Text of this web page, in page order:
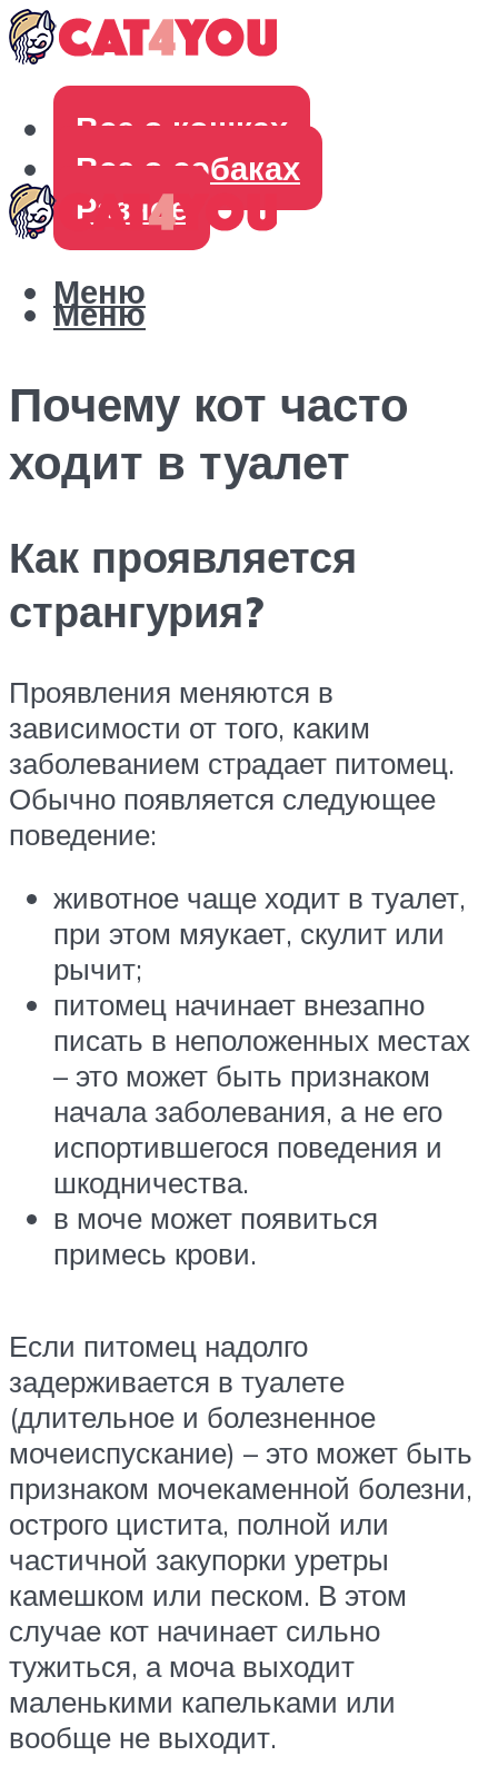
Все о кошках
Все о собаках
Разное
Меню
Меню
Почему кот часто
ходит в туалет
Как проявляется
странгурия?
Проявления меняются в
зависимости от того, каким
заболеванием страдает питомец.
Обычно появляется следующее
поведение:
животное чаще ходит в туалет,
при этом мяукает, скулит или
рычит;
питомец начинает внезапно
писать в неположенных местах
– это может быть признаком
начала заболевания, а не его
испортившегося поведения и
шкодничества.
в моче может появиться
примесь крови.
Если питомец надолго
задерживается в туалете
(длительное и болезненное
мочеиспускание) – это может быть
признаком мочекаменной болезни,
острого цистита, полной или
частичной закупорки уретры
камешком или песком. В этом
случае кот начинает сильно
тужиться, а моча выходит
маленькими капельками или
вообще не выходит.